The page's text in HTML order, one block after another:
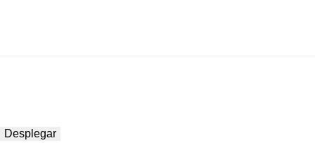
Desplegar